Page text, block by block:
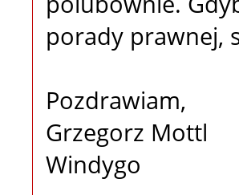
porady prawnej,
Pozdrawiam,
Grzegorz Mottl
Windygo